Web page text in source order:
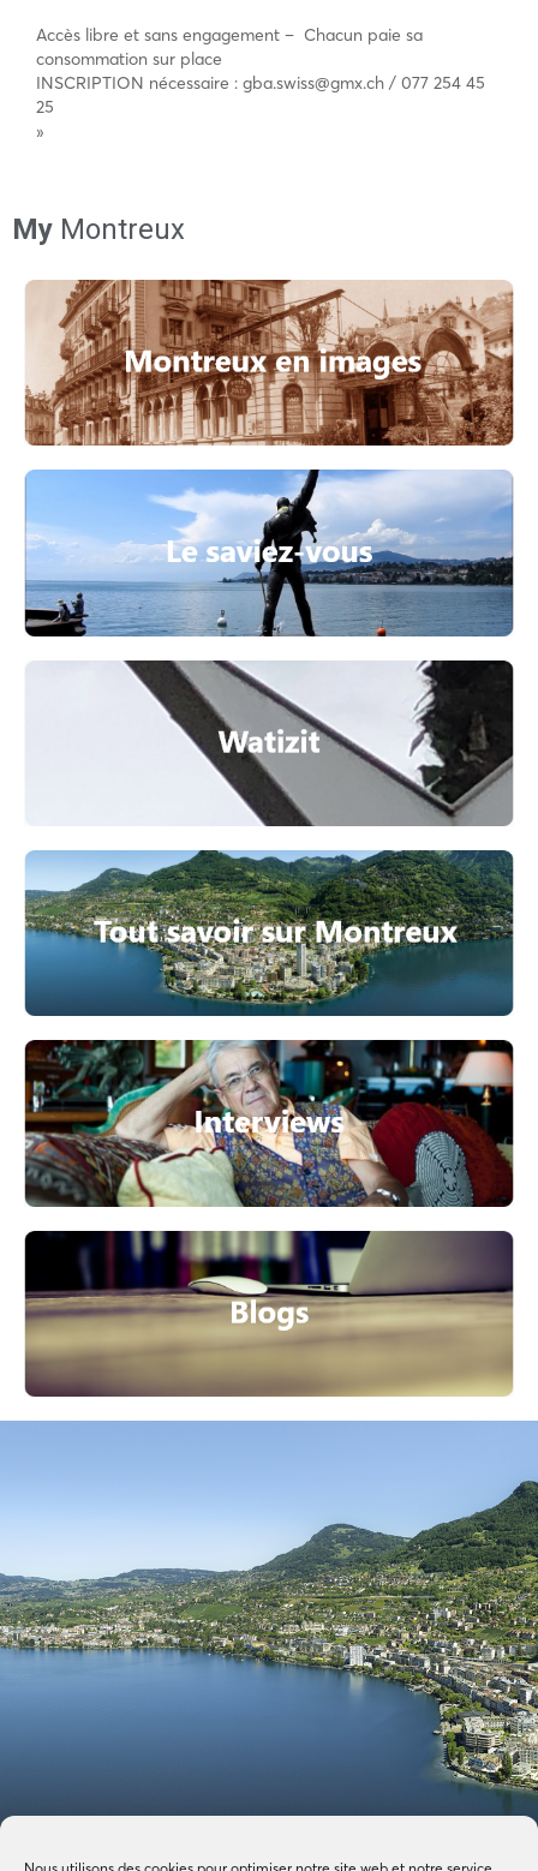
Accès libre et sans engagement – Chacun paie sa
consommation sur place
INSCRIPTION nécessaire : gba.swiss@gmx.ch / 077 254 45
25
»
My Montreux